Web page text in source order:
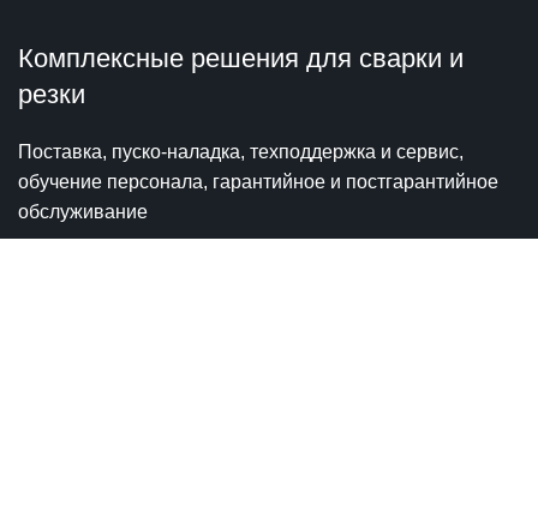
Комплексные решения для сварки и
резки
Поставка, пуско-наладка, техподдержка и сервис,
обучение персонала, гарантийное и постгарантийное
обслуживание